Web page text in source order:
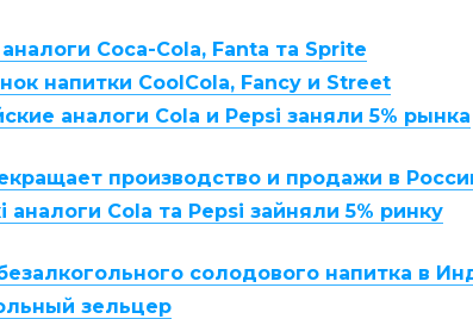
Coca-Cola, Fanta та Sprite
напитки CoolCola, Fancy и Street
аналоги Cola и Pepsi заняли 5% рынка
производство и продажи в
аналоги Cola та Pepsi зайняли 5% ринку
солодового напитка в
зельцер